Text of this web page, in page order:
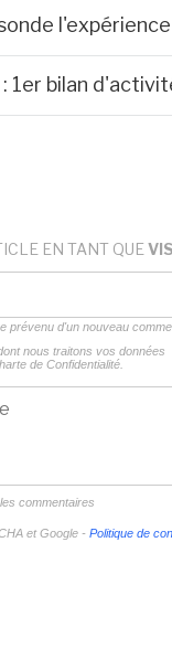
1er bilan
EN TANT QUE
prévenu d'un nouveau
nous traitons vos données
de Confidentialité.
commentaires
et Google - Politique de